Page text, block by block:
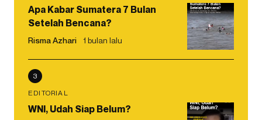
Apa Kabar Sumatera 7 Bulan
Setelah Bencana?
Risma Azhari 1 bulan lalu
3
EDITORIAL
WNI, Udah Siap Belum?